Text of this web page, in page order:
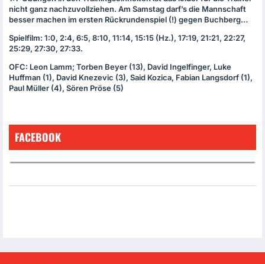
nicht ganz nachzuvollziehen. Am Samstag darf’s die Mannschaft
besser machen im ersten Rückrundenspiel (!) gegen Buchberg…
Spielfilm: 1:0, 2:4, 6:5, 8:10, 11:14, 15:15 (Hz.), 17:19, 21:21, 22:27,
25:29, 27:30, 27:33.
OFC: Leon Lamm; Torben Beyer (13), David Ingelfinger, Luke
Huffman (1), David Knezevic (3), Said Kozica, Fabian Langsdorf (1),
Paul Müller (4), Sören Pröse (5)
FACEBOOK